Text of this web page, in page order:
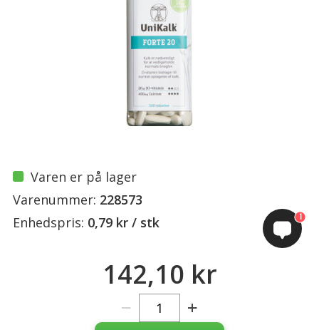
Varen er på lager
Varenummer: 228573
Enhedspris: 0,79 kr / stk
142,10 kr
1